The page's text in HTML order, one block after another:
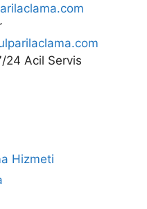
24 Acil Servis
Hizmeti